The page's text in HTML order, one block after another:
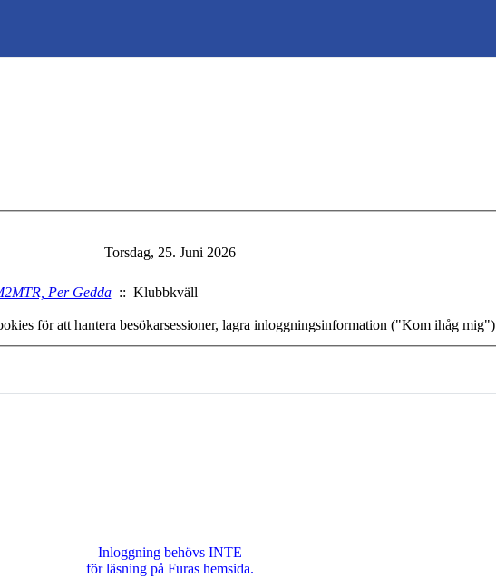
Torsdag, 25. Juni 2026
Per Gedda:: Klubbkväll
Inloggning behövs INTE
för läsning på Furas hemsida.
för att hantera besökarsessioner, lagra inloggningsinformation ("Kom ihåg mig")